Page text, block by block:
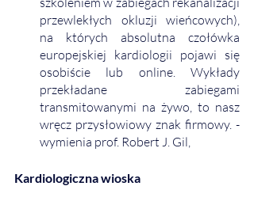
przewlekłych okluzji wieńcowych),
na których absolutna czołówka
europejskiej kardiologii pojawi się
osobiście lub online. Wykłady
przekładane zabiegami
transmitowanymi na żywo, to nasz
wręcz przysłowiowy znak firmowy. -
wymienia prof. Robert J. Gil,
Kardiologiczna wioska